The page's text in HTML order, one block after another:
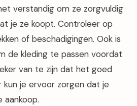
verstandig om ze zorgvuldig
je ze koopt. Controleer op
of beschadigingen. Ook is
de kleding te passen voordat
van te zijn dat het goed
kun je ervoor zorgen dat je